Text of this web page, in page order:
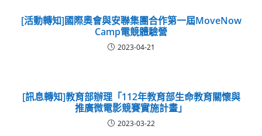
[活動轉知]國際奧會與安聯集團合作第一屆MoveNow
Camp電競體驗營
2023-04-21
[訊息轉知]教育部辦理「112年教育部生命教育關懷與
推廣微電影競賽實施計畫」
2023-03-22